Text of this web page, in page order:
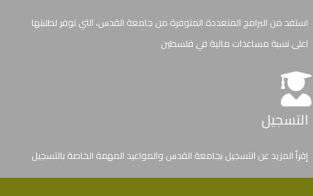
استفد من البرامج المتعددة المتوفرة من جامعة القدس، التي توفر لطلبتها
اعلى نسبة مساعدات مالية في فلسطين
التسجيل
إقرأ المزيد عن التسجيل بجامعة القدس والمواعيد المهمة الخاصة بالتسجيل